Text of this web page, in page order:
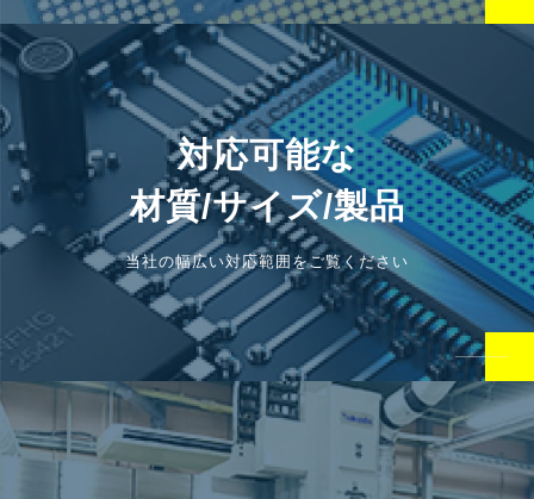
対応可能な
材質/サイズ/製品
当社の幅広い対応範囲をご覧ください